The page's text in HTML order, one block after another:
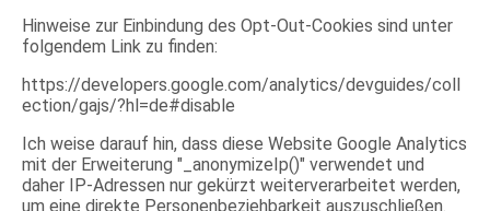
Hinweise zur Einbindung des Opt-Out-Cookies sind unter
folgendem Link zu finden:
https://developers.google.com/analytics/devguides/coll
ection/gajs/?hl=de#disable
Ich weise darauf hin, dass diese Website Google Analytics
mit der Erweiterung "_anonymizeIp()" verwendet und
daher IP-Adressen nur gekürzt weiterverarbeitet werden,
um eine direkte Personenbeziehbarkeit auszuschließen.